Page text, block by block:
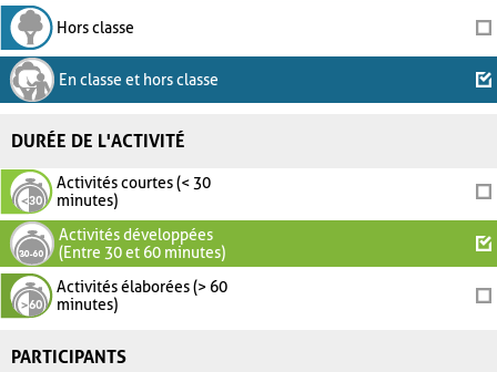
Hors classe
En classe et hors classe
DURÉE DE L'ACTIVITÉ
Activités courtes (< 30
minutes)
Activités développées
(Entre 30 et 60 minutes)
Activités élaborées (> 60
minutes)
PARTICIPANTS